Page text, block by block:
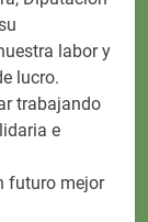
labor y
lucro.
trabajando
e
futuro mejor